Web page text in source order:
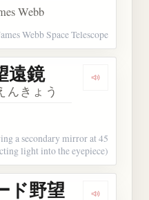
Webb
Webb Space Telescope
Dengarkan
遠鏡
んきょう
a secondary mirror at 45
light into the eyepiece)
ド野望